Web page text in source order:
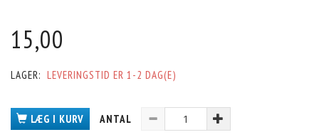
15,00
LAGER: LEVERINGSTID ER 1-2 DAG(E)
LÆG I KURV ANTAL